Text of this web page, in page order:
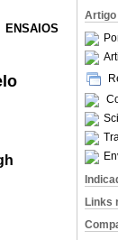
Artigo
Links
ENSAIOS